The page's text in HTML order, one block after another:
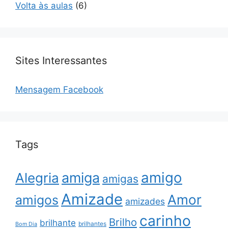
Volta às aulas (6)
Sites Interessantes
Mensagem Facebook
Tags
Alegria amiga amigas amigo
amigos Amizade amizades Amor
Bom Dia brilhante brilhantes Brilho carinho